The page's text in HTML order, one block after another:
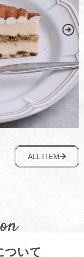
ALL ITEM
ついて